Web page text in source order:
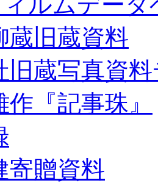
蔵旧蔵資料
旧蔵写真資
『記事珠』
寄贈資料